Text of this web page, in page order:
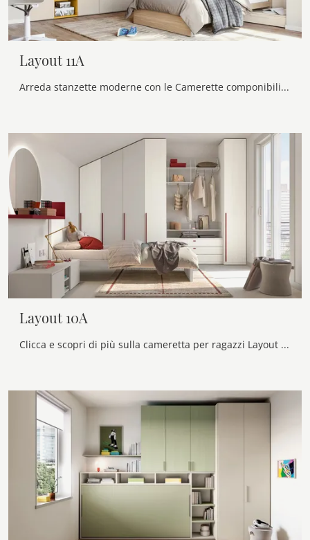
Layout 11A
Arreda stanzette moderne con le Camerette componibili Doimo Cityline! Il modello Layout 11A in melaminico è per ragazzi.
Layout 10A
Clicca e scopri di più sulla cameretta per ragazzi Layout 10A! Le Camerette su misura Doimo Cityline ti attendono.